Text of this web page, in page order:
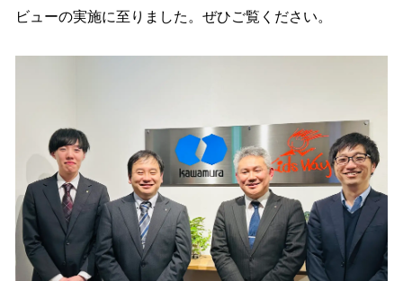
す
ビューの実施に至りました。ぜひご覧ください。